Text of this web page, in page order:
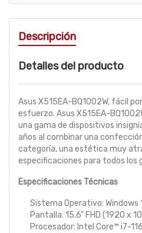
Descripción
Detalles del producto
Asus X515EA-BQ1002W, fácil
esfuerzo. Asus X515EA-
una gama de dispositivos
años al combinar una
categoría, una estética muy
especificaciones para todos los
Especificaciones Técnicas
Sistema Operativo: Windows
Pantalla: 15.6" FHD (1920 x
Procesador: Intel Core™ i7-